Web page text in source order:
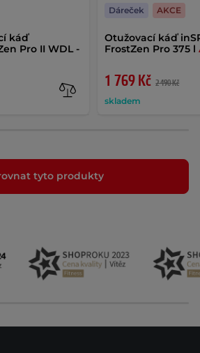
káď
Pro II WDL -
Otužovací káď
FrostZen Pro 375 l
1 769 Kč 2 490 Kč
skladem
Dáreček AKCE
tyto produkty